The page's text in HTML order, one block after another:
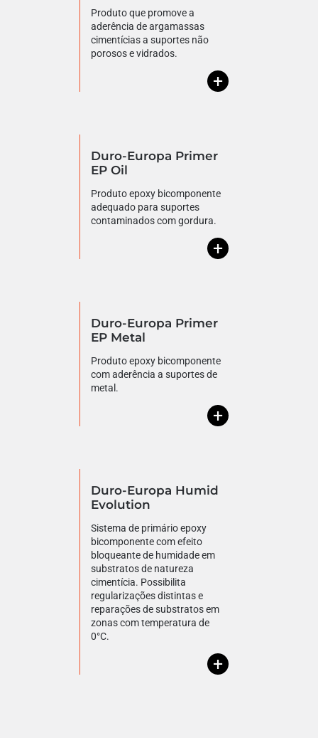
Produto que promove a
aderência de argamassas
cimentícias a suportes não
porosos e vidrados.
+
Duro-Europa Primer
EP Oil
Produto epoxy bicomponente
adequado para suportes
contaminados com gordura.
+
Duro-Europa Primer
EP Metal
Produto epoxy bicomponente
com aderência a suportes de
metal.
+
Duro-Europa Humid
Evolution
Sistema de primário epoxy
bicomponente com efeito
bloqueante de humidade em
substratos de natureza
cimentícia. Possibilita
regularizações distintas e
reparações de substratos em
zonas com temperatura de
0°C.
+